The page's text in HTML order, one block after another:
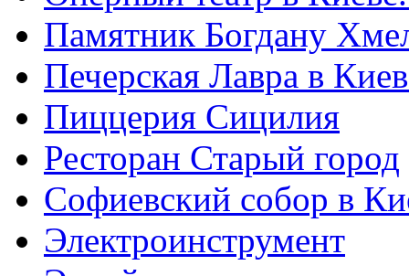
Памятник Богдану
Печерская Лавра в
Пиццерия Сицилия
Ресторан Старый город
Софиевский собор в
Электроинструмент